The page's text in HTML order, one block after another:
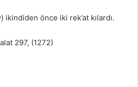
ikindiden önce iki rek’at kılardı.
297, (1272)